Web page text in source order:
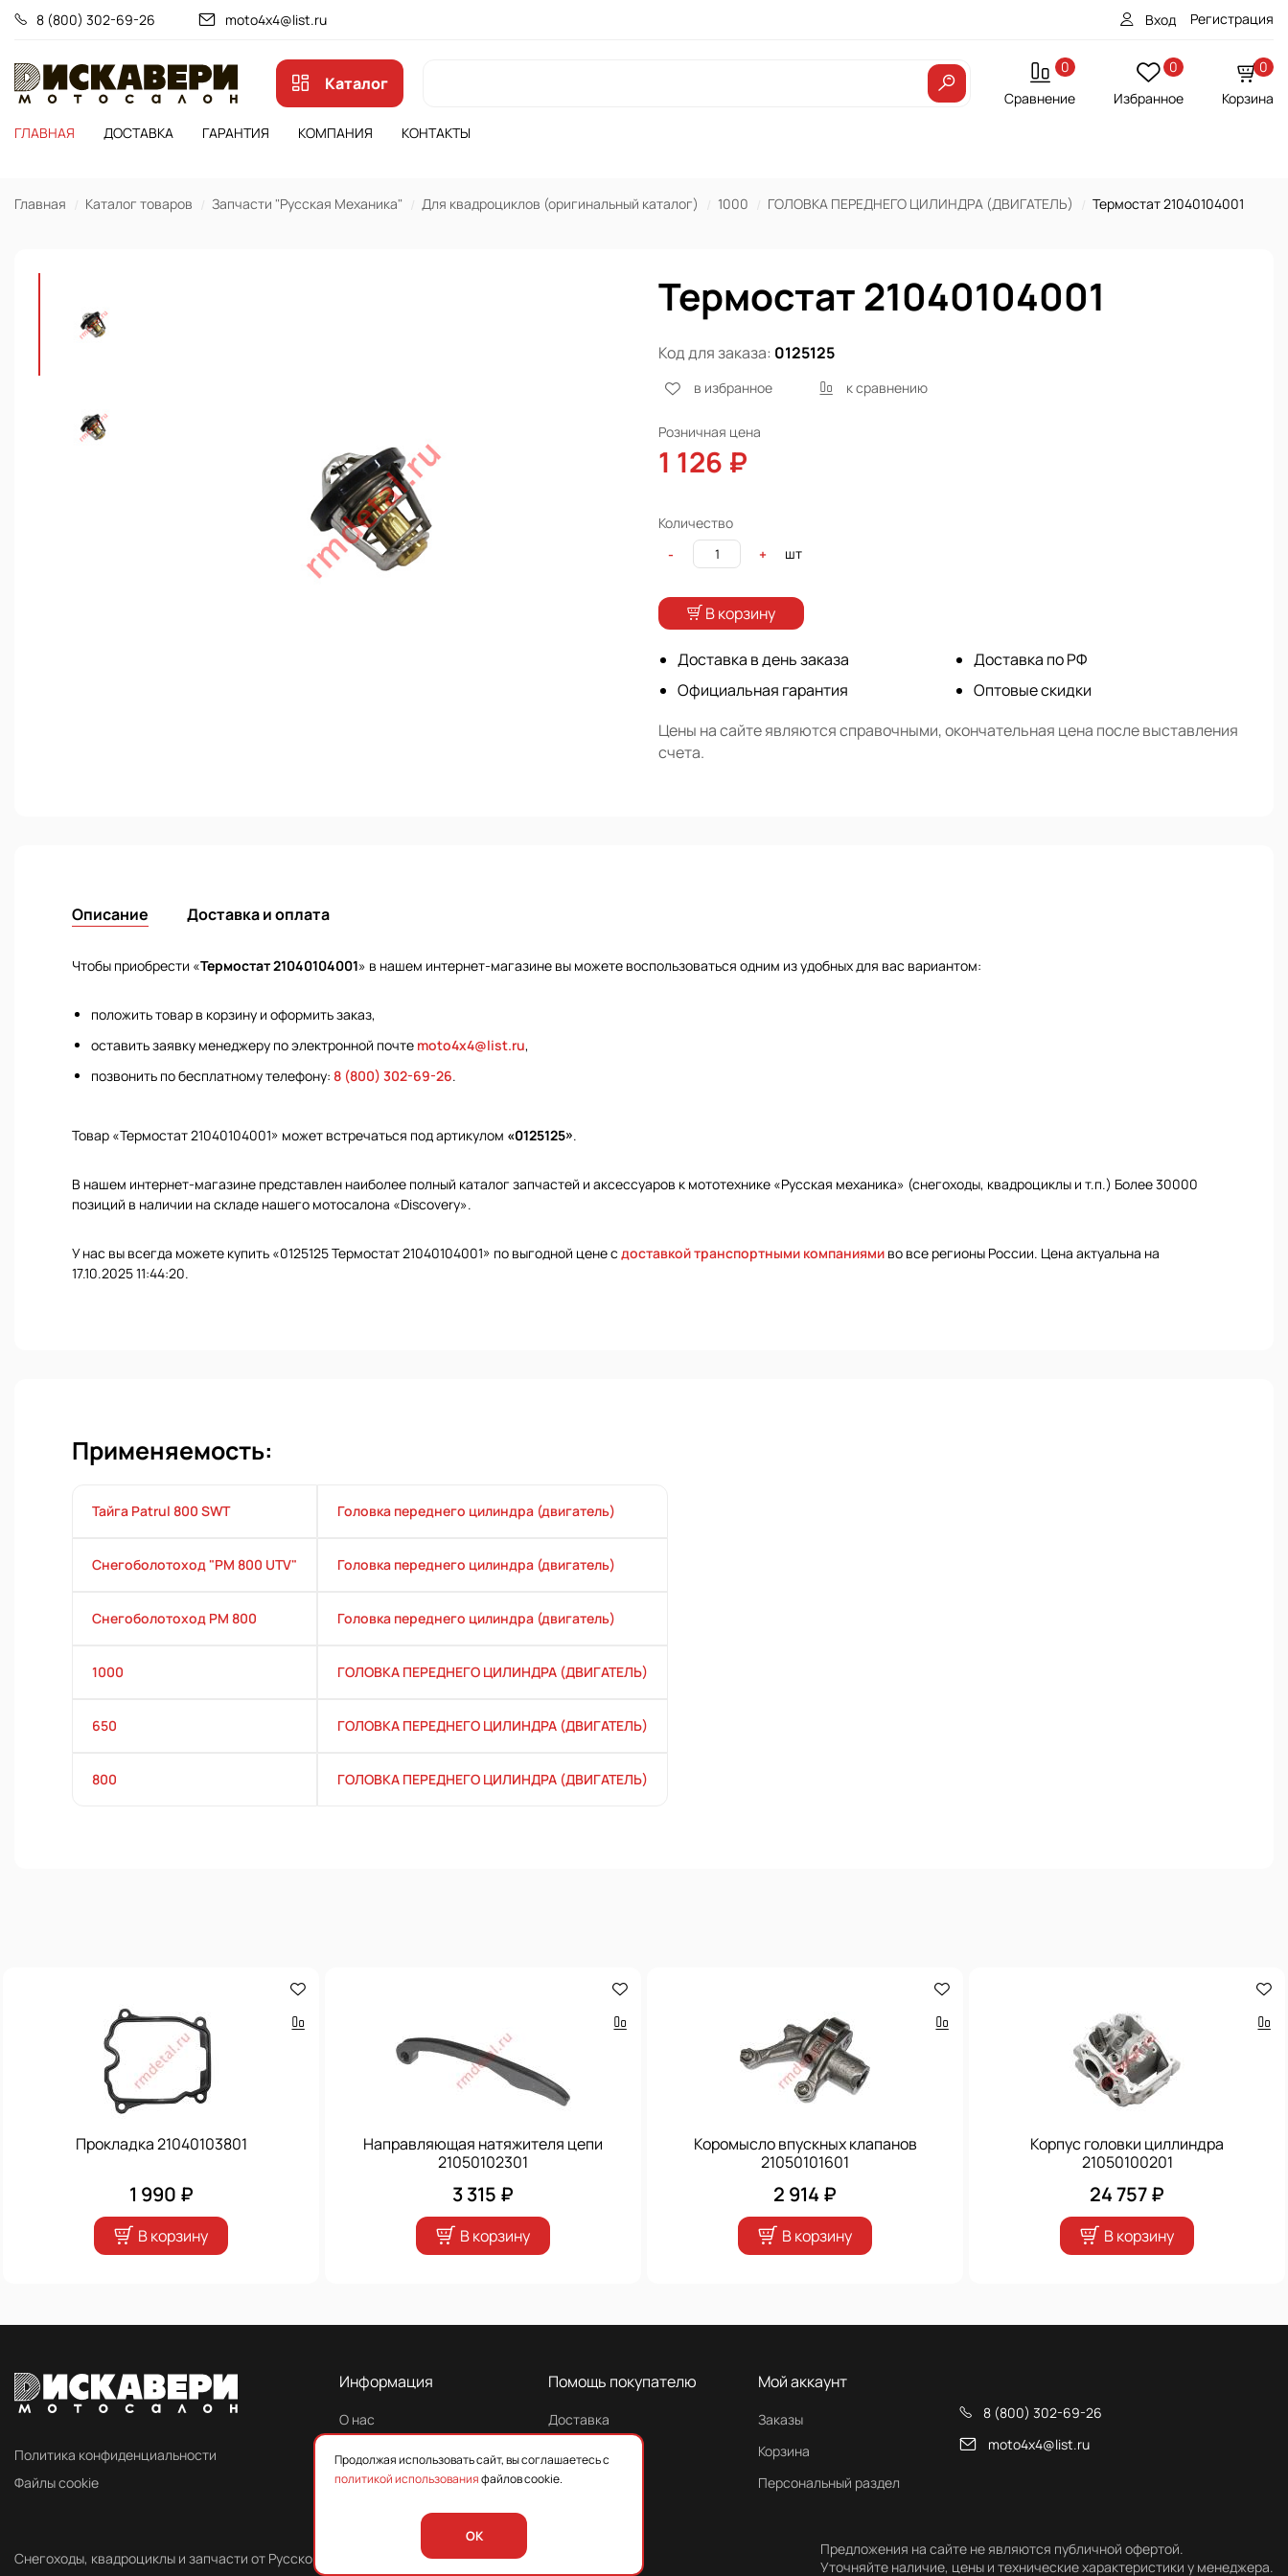
8 (800) 302-69-26 moto4x4@list.ru Вход Регистрация
Каталог
0
Сравнение
0
Избранное
0
Корзина
ГЛАВНАЯ
ДОСТАВКА ГАРАНТИЯ КОМПАНИЯ КОНТАКТЫ
Главная Каталог товаров Запчасти "Русская Механика" Для квадроциклов (оригинальный каталог) 1000 ГОЛОВКА ПЕРЕДНЕГО ЦИЛИНДРА (ДВИГАТЕЛЬ) Термостат 21040104001
Термостат 21040104001
Код для заказа: 0125125
в избранное к сравнению
Розничная цена
1 126 ₽
Количество
-
+ шт
В корзину
Доставка в день заказа
Официальная гарантия
Доставка по РФ
Оптовые скидки
Цены на сайте являются справочными, окончательная цена после выставления
счета.
Описание Доставка и оплата
Чтобы приобрести «Термостат 21040104001» в нашем интернет-магазине вы можете воспользоваться одним из удобных для вас вариантом:
положить товар в корзину и оформить заказ,
оставить заявку менеджеру по электронной почте moto4x4@list.ru,
позвонить по бесплатному телефону: 8 (800) 302-69-26.
Товар «Термостат 21040104001» может встречаться под артикулом «0125125».
В нашем интернет-магазине представлен наиболее полный каталог запчастей и аксессуаров к мототехнике «Русская механика» (снегоходы, квадроциклы и т.п.) Более 30000
позиций в наличии на складе нашего мотосалона «Discovery».
У нас вы всегда можете купить «0125125 Термостат 21040104001» по выгодной цене с доставкой транспортными компаниями во все регионы России. Цена актуальна на
17.10.2025 11:44:20.
Применяемость:
Тайга Patrul 800 SWT Головка переднего цилиндра (двигатель)
Снегоболотоход "РМ 800 UTV" Головка переднего цилиндра (двигатель)
Снегоболотоход РМ 800 Головка переднего цилиндра (двигатель)
1000 ГОЛОВКА ПЕРЕДНЕГО ЦИЛИНДРА (ДВИГАТЕЛЬ)
650 ГОЛОВКА ПЕРЕДНЕГО ЦИЛИНДРА (ДВИГАТЕЛЬ)
800 ГОЛОВКА ПЕРЕДНЕГО ЦИЛИНДРА (ДВИГАТЕЛЬ)
Прокладка 21040103801
1 990 ₽
В корзину
Направляющая натяжителя цепи
21050102301
3 315 ₽
В корзину
Коромысло впускных клапанов
21050101601
2 914 ₽
В корзину
Корпус головки циллиндра
21050100201
24 757 ₽
В корзину
Политика конфиденциальности
Файлы cookie
Информация
О нас
Контакты
Помощь покупателю
Доставка
Мой аккаунт
Заказы
Корзина
Персональный раздел
8 (800) 302-69-26
moto4x4@list.ru
Снегоходы, квадроциклы и запчасти от Русской Механики
Предложения на сайте не являются публичной офертой.
Уточняйте наличие, цены и технические характеристики у менеджера.
Продолжая использовать сайт, вы соглашаетесь с
политикой использованияфайлов cookie.
OK